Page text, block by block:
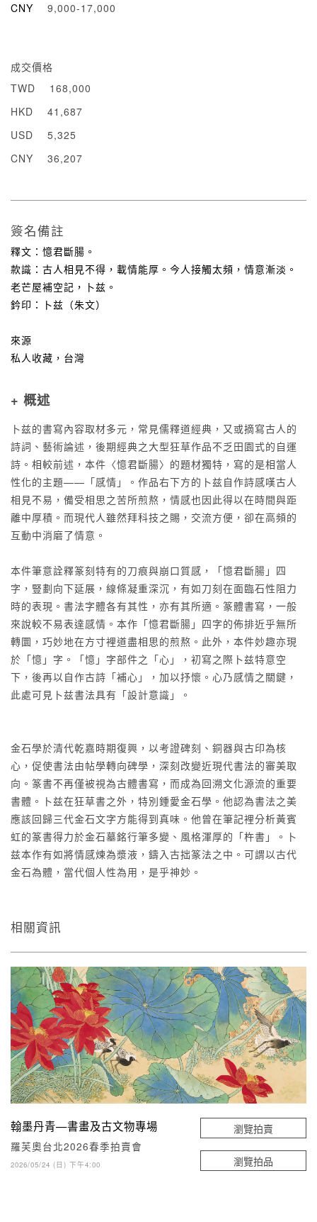
CNY
9,000-17,000
成交價格
TWD
168,000
HKD
41,687
USD
5,325
CNY
36,207
簽名備註
釋文：憶君斷腸。
款識：古人相見不得，載情能厚。今人接觸太頻，情意漸淡。
老芒屋補空記，卜兹。
鈐印：卜兹（朱文）
來源
私人收藏，台灣
+ 概述
卜兹的書寫內容取材多元，常見儒釋道經典，又或摘寫古人的
詩詞、藝術論述，後期經典之大型狂草作品不乏田園式的自運
詩。相較前述，本件〈憶君斷腸〉的題材獨特，寫的是相當人
性化的主題——「感情」。作品右下方的卜兹自作詩感嘆古人
相見不易，備受相思之苦所煎熬，情感也因此得以在時間與距
離中厚積。而現代人雖然拜科技之賜，交流方便，卻在高頻的
互動中消磨了情意。
本件筆意詮釋篆刻特有的刀痕與崩口質感，「憶君斷腸」四
字，豎劃向下延展，線條凝重深沉，有如刀刻在面臨石性阻力
時的表現。書法字體各有其性，亦有其所適。篆體書寫，一般
來說較不易表達感情。本作「憶君斷腸」四字的佈排近乎無所
轉圜，巧妙地在方寸裡道盡相思的煎熬。此外，本件妙趣亦現
於「憶」字。「憶」字部件之「心」，初寫之際卜兹特意空
下，後再以自作古詩「補心」，加以抒懷。心乃感情之關鍵，
此處可見卜兹書法具有「設計意識」。
金石學於清代乾嘉時期復興，以考證碑刻、銅器與古印為核
心，促使書法由帖學轉向碑學，深刻改變近現代書法的審美取
向。篆書不再僅被視為古體書寫，而成為回溯文化源流的重要
書體。卜兹在狂草書之外，特別鍾愛金石學。他認為書法之美
應該回歸三代金石文字方能得到真味。他曾在筆記裡分析黃賓
虹的篆書得力於金石墓銘行筆多變、風格渾厚的「杵書」。卜
兹本作有如將情感煉為漿液，鑄入古拙篆法之中。可謂以古代
金石為體，當代個人性為用，是乎神妙。
相關資訊
翰墨丹青—書畫及古文物專場
羅芙奧台北2026春季拍賣會
2026/05/24 (日) 下午4:00
瀏覽拍賣
瀏覽拍品